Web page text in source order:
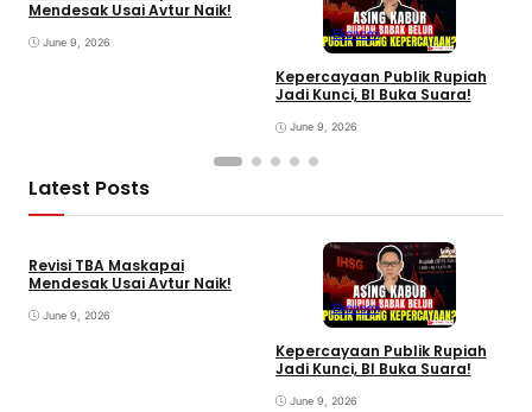
Mendesak Usai Avtur Naik!
June 9, 2026
Ekonomi
Kepercayaan Publik Rupiah
Jadi Kunci, BI Buka Suara!
June 9, 2026
Latest Posts
Revisi TBA Maskapai
Mendesak Usai Avtur Naik!
June 9, 2026
Ekonomi
Kepercayaan Publik Rupiah
Jadi Kunci, BI Buka Suara!
June 9, 2026